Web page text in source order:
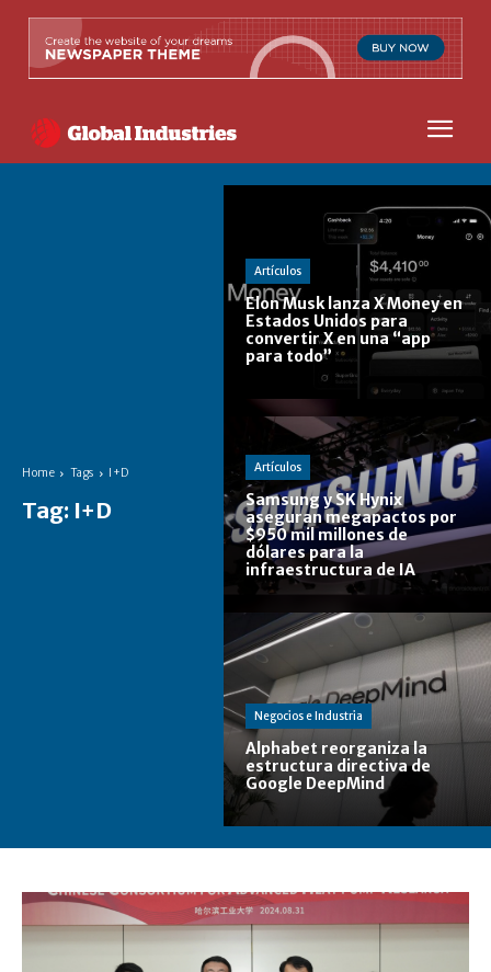
Home Tags I+D
Tag: I+D
Artículos
Elon Musk lanza X Money en
Estados Unidos para
convertir X en una “app
para todo”
Artículos
Samsung y SK Hynix
aseguran megapactos por
$950 mil millones de
dólares para la
infraestructura de IA
Negocios e Industria
Alphabet reorganiza la
estructura directiva de
Google DeepMind